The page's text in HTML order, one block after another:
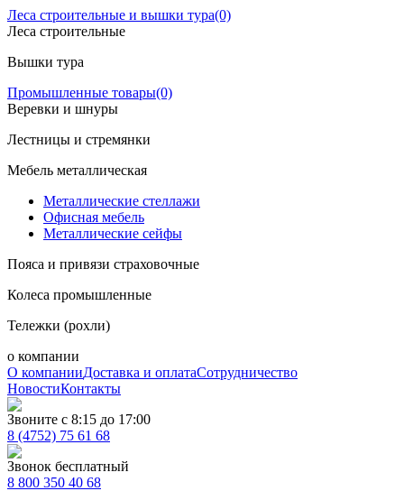
Леса строительные и вышки тура(0)
Леса строительные
Вышки тура
Промышленные товары(0)
Веревки и шнуры
Лестницы и стремянки
Мебель металлическая
Металлические стеллажи
Офисная мебель
Металлические сейфы
Пояса и привязи страховочные
Колеса промышленные
Тележки (рохли)
о компании
О компанииДоставка и оплатаСотрудничество
НовостиКонтакты
Звоните с 8:15 до 17:00
8 (4752) 75 61 68
Звонок бесплатный
8 800 350 40 68